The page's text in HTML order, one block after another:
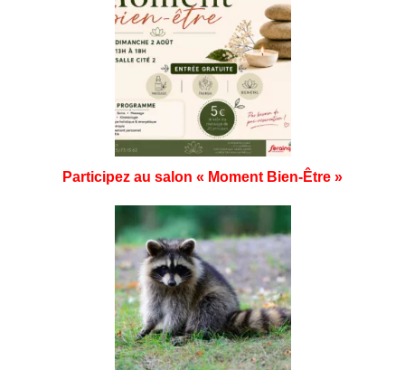
Participez au salon « Moment Bien-Être »